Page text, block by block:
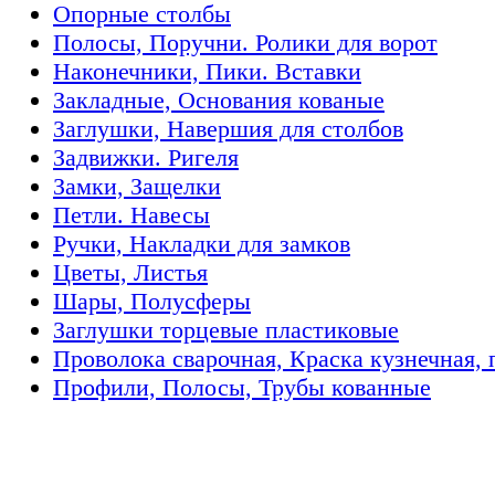
Опорные столбы
Полосы, Поручни. Ролики для ворот
Наконечники, Пики. Вставки
Закладные, Основания кованые
Заглушки, Навершия для столбов
Задвижки. Ригеля
Замки, Защелки
Петли. Навесы
Ручки, Накладки для замков
Цветы, Листья
Шары, Полусферы
Заглушки торцевые пластиковые
Проволока сварочная, Краска кузнечная,
Профили, Полосы, Трубы кованные